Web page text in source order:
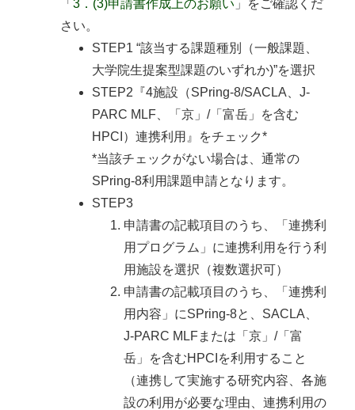
「 3．(3)申請書作成上のお願い 」をご確認くだ
さい。
STEP1 “該当する課題種別（一般課題、
大学院生提案型課題のいずれか)”を選択
STEP2『4施設（SPring-8/SACLA、J-
PARC MLF、「京」/「富岳」を含む
HPCI）連携利用』をチェック*
*当該チェックがない場合は、通常の
SPring-8利用課題申請となります。
STEP3
申請書の記載項目のうち、「連携利
用プログラム」に連携利用を行う利
用施設を選択（複数選択可）
申請書の記載項目のうち、「連携利
用内容」にSPring-8と、SACLA、
J-PARC MLFまたは「京」/「富
岳」を含むHPCIを利用すること
（連携して実施する研究内容、各施
設の利用が必要な理由、連携利用の